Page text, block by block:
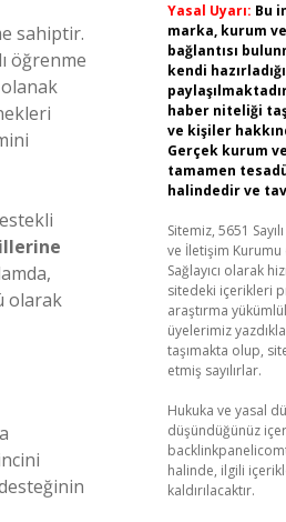
sahiptir.
öğrenme
olarak
Yasal Uyarı: Bu
marka, kurum
bağlantısı
kendi
haber niteliği
ve kişiler
Gerçek kurum
tamamen
halindedir ve
Sitemiz, 5651
ve İletişim Kurumu
Sağlayıcı olarak
sitedeki içerikleri
araştırma
üyelerimiz
taşımakta olup,
etmiş sayılırlar.
Hukuka ve yasal
düşündüğünüz
halinde, ilgili
kaldırılacaktır.